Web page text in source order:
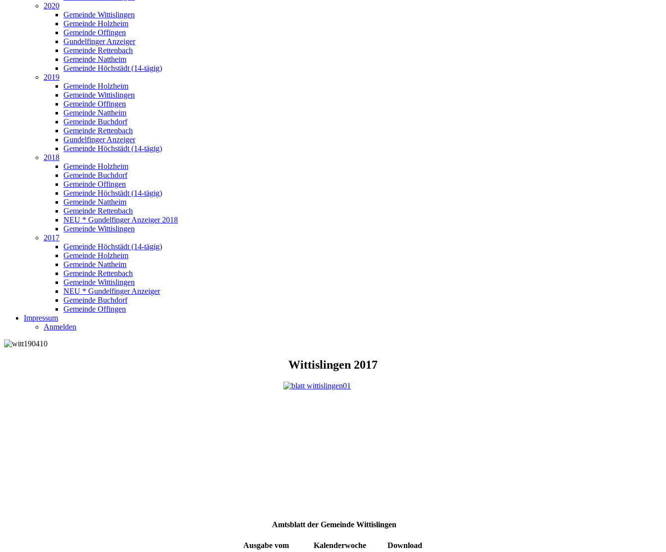
2020
Gemeinde Wittislingen
Gemeinde Holzheim
Gemeinde Offingen
Gundelfinger Anzeiger
Gemeinde Rettenbach
Gemeinde Nattheim
Gemeinde Höchstädt (14-tägig)
2019
Gemeinde Holzheim
Gemeinde Wittislingen
Gemeinde Offingen
Gemeinde Nattheim
Gemeinde Buchdorf
Gemeinde Rettenbach
Gundelfinger Anzeiger
Gemeinde Höchstädt (14-tägig)
2018
Gemeinde Holzheim
Gemeinde Buchdorf
Gemeinde Offingen
Gemeinde Höchstädt (14-tägig)
Gemeinde Nattheim
Gemeinde Rettenbach
NEU * Gundelfinger Anzeiger 2018
Gemeinde Wittislingen
2017
Gemeinde Höchstädt (14-tägig)
Gemeinde Holzheim
Gemeinde Nattheim
Gemeinde Rettenbach
Gemeinde Wittislingen
NEU * Gundelfinger Anzeiger
Gemeinde Buchdorf
Gemeinde Offingen
Impressum
Anmelden
Wittislingen 2017
Amtsblatt der Gemeinde Wittislingen
Ausgabe vom Kalenderwoche Download